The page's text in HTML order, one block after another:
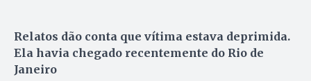
Relatos dão conta que vítima estava deprimida.
Ela havia chegado recentemente do Rio de
Janeiro